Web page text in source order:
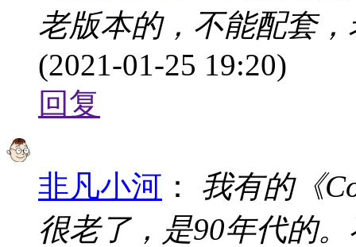
老版本的，不能配套
(2021-01-25 19:20)
回复
非凡小河 ：
我有的《
很老了，是90年代的